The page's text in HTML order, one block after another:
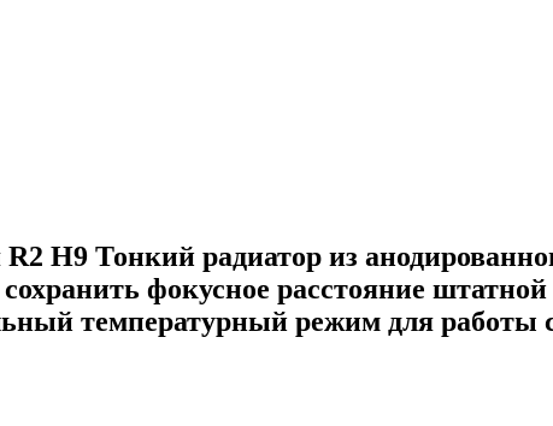
H9 Тонкий радиатор из
фокусное расстояние
температурный режим для работы